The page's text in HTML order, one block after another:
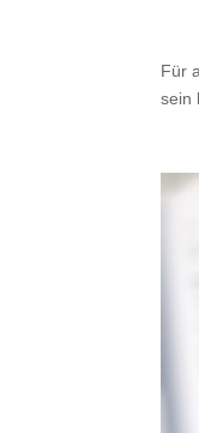
Für
sein